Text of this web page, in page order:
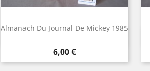
Almanach Du Journal De Mickey 1985
Prix
6,00 €